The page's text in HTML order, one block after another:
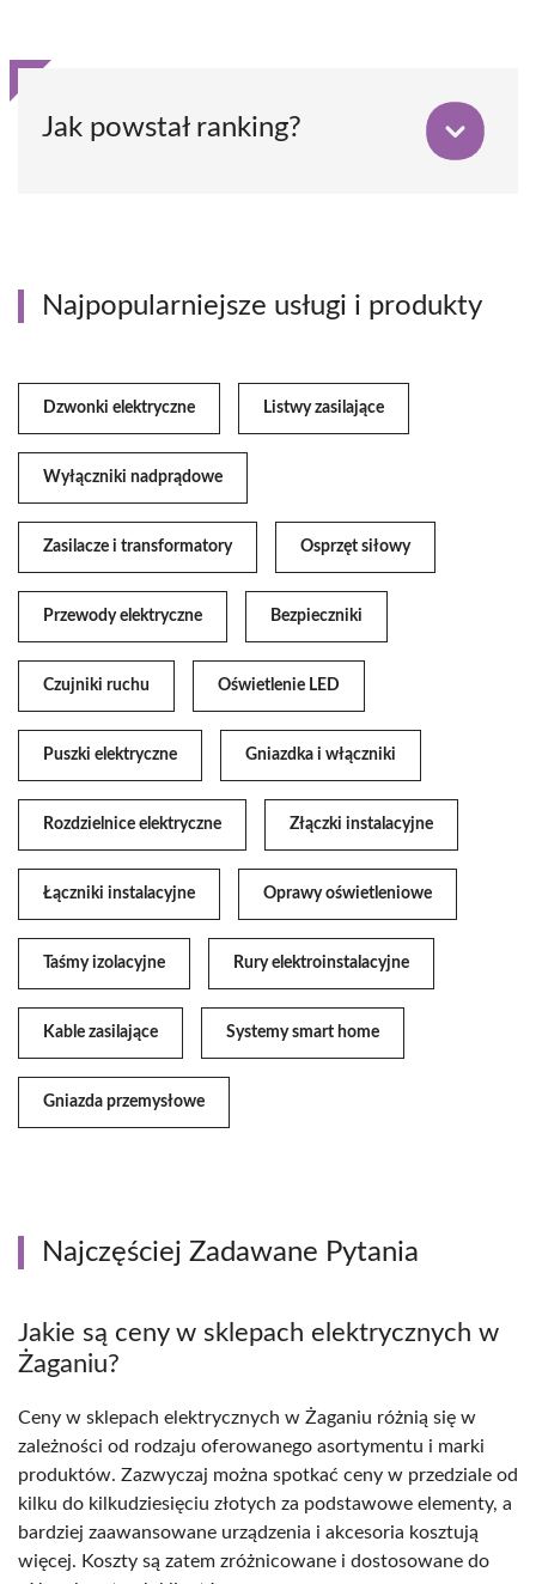
Jak powstał ranking?
Najpopularniejsze usługi i produkty
Dzwonki elektryczne Listwy zasilające
Wyłączniki nadprądowe
Zasilacze i transformatory Osprzęt siłowy
Przewody elektryczne Bezpieczniki
Czujniki ruchu Oświetlenie LED
Puszki elektryczne Gniazdka i włączniki
Rozdzielnice elektryczne Złączki instalacyjne
Łączniki instalacyjne Oprawy oświetleniowe
Taśmy izolacyjne Rury elektroinstalacyjne
Kable zasilające Systemy smart home
Gniazda przemysłowe
Najczęściej Zadawane Pytania
Jakie są ceny w sklepach elektrycznych w
Żaganiu?
Ceny w sklepach elektrycznych w Żaganiu różnią się w
zależności od rodzaju oferowanego asortymentu i marki
produktów. Zazwyczaj można spotkać ceny w przedziale od
kilku do kilkudziesięciu złotych za podstawowe elementy, a
bardziej zaawansowane urządzenia i akcesoria kosztują
więcej. Koszty są zatem zróżnicowane i dostosowane do